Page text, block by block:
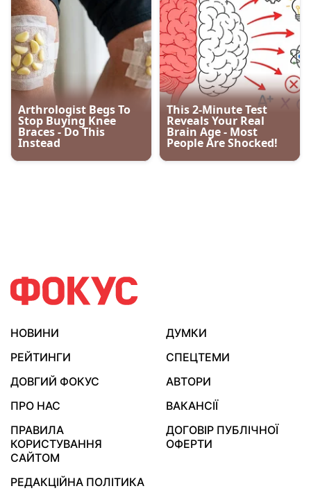
НОВИНИ
ДУМКИ
РЕЙТИНГИ
СПЕЦТЕМИ
ДОВГИЙ ФОКУС
АВТОРИ
ПРО НАС
ВАКАНСІЇ
ПРАВИЛА
КОРИСТУВАННЯ
САЙТОМ
ДОГОВІР ПУБЛІЧНОЇ
ОФЕРТИ
РЕДАКЦІЙНА ПОЛІТИКА